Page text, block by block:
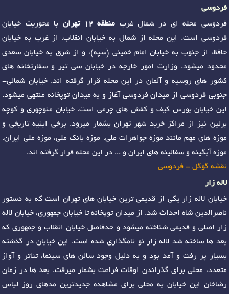
فردوسی
فردوسی محله ای در شمال غرب منطقه 12 تهران
با محوریت خیابان
فردوسی است. این محله از شمال به خیابان انقلاب، از غرب به خیابان
حافظ، از جنوب به خیابان امام خمینی (سپه)، و از شرق به خیابان سعدی
محدود میشود. وزارت امور خارجه در خیابان سی تیر و سفارتخانه های
کشور های روسیه و آلمان در این محله قرار گرفته اند. خیابان شمالی-
جنوبی فردوسی از میدان فردوسی آغاز و به میدان توپخانه منتهی میشود.
این خیابان بورس کیف و کفش های چرمی است. خیابان منوچهری و کوچه
برلین نیز از مراکز خرید شهر تهران بشمار میرود. برخی ابنیه تاریخی و
موزه های مهم مانند موزه جواهرات ملی، موزه بانک ملی، موزه ملی ایران،
موزه آبگینه و سفالینه های ایران و ... در این محله قرار گرفته اند.
نقشه گوگل - فردوسی
لاله زار
خیابان لاله زار یکی از قدیمی ترین خیابان های تهران است که به دستور
ناصرالدین شاه احداث شد. از میدان توپخانه تا خیابان جمهوری، خیابان لاله
زار اصلی و قدیمی شناخته میشود و حدفاصل خیابان انقلاب و جمهوری که
بعد ها ساخته شد لاله زار نو نامگذاری شده است. این خیابان در گذشته
بسیار پر رفت و آمد بود و به دلیل وجود سالن های سینما، تئاتر و آواز
متعدد، محلی برای گذراندن اوقات فراعت بشمار میرفت. بعد ها در زمان
رضاخان این خیابان به محلی برای مشاهده جدیدترین مدهای روز لباس